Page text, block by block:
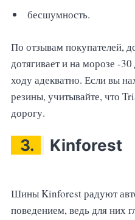
бесшумность.
По отзывам покупателей,
дотягивает и на морозе -
ходу адекватно. Если вы
резины, учитывайте, что
дорогу.
3. Kinforest
Шины Kinforest радуют
поведением, ведь для них